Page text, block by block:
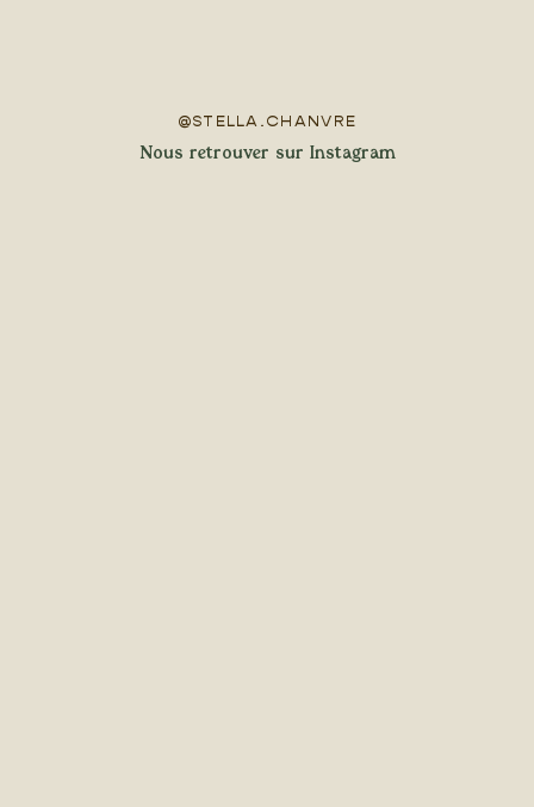
@STELLA.CHANVRE
Nous retrouver sur Instagram